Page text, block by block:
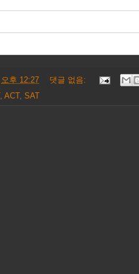
오후 12:27
댓글 없음:
, ACT , SAT